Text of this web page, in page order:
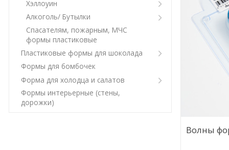
Хэллоуин
Алкоголь/ Бутылки
Спасателям, пожарным, МЧС
формы пластиковые
Пластиковые формы для шоколада
Формы для бомбочек
Форма для холодца и салатов
Формы интерьерные (стены,
дорожки)
Волны